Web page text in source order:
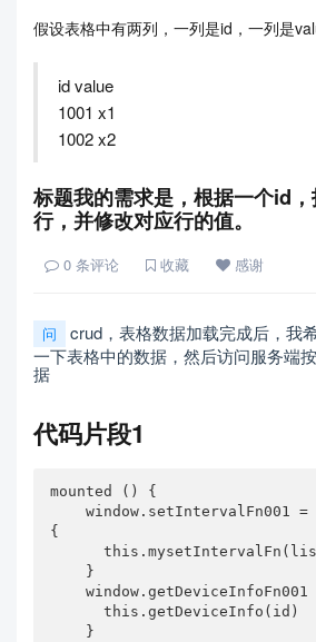
假设表格中有两列，一列是id，一列是
id value
1001 x1
1002 x2
标题我的需求是，根据一个id
行，并修改对应行的值。
0 条评论 收藏 感谢
问
crud，表格数据加载完成后，我
一下表格中的数据，然后访问服务端
据
代码片段1
mounted () {
    window.setIntervalFn001 = (listdata) =>
{
      this.mysetIntervalFn(listdata)
    window.getDeviceInfoFn001 = (id) => {
      this.getDeviceInfo(id)